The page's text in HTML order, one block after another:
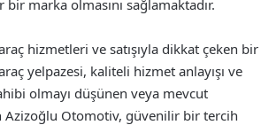
marka olmasını sağlamaktadır.
hizmetleri ve satışıyla dikkat çeken bir
yelpazesi, kaliteli hizmet anlayışı ve
olmayı düşünen veya mevcut
Azizoğlu Otomotiv, güvenilir bir tercih